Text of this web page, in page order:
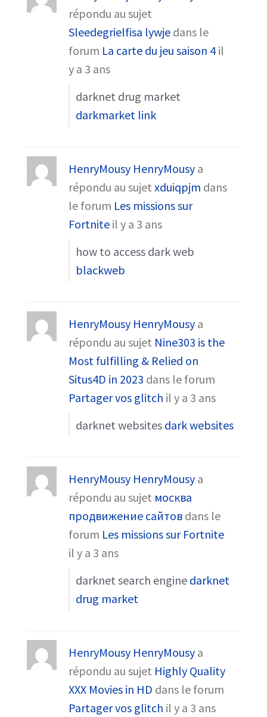
répondu au sujet
Sleedegrielfisa lywje dans le
forum La carte du jeu saison 4 il
y a 3 ans
darknet drug market
darkmarket link
HenryMousy HenryMousy a
répondu au sujetxduiqpjm dans
le forum Les missions sur
Fortnite il y a 3 ans
how to access dark web
blackweb
HenryMousy HenryMousy a
répondu au sujet Nine303 is the
Most fulfilling & Relied on
Situs4D in 2023 dans le forum
Partager vos glitch il y a 3 ans
darknet websites dark websites
HenryMousy HenryMousy a
répondu au sujet москва
продвижение сайтов dans le
forum Les missions sur Fortnite
il y a 3 ans
darknet search engine darknet
drug market
HenryMousy HenryMousy a
répondu au sujet Highly Quality
XXX Movies in HD dans le forum
Partager vos glitch il y a 3 ans